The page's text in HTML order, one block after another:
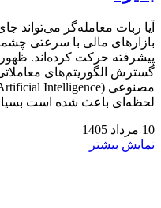
آیا ربات معامله‌گر می‌تواند
بازارهای مالی با سرعتی
لحظه‌ای باعث شده است
10 مرداد 1405
نمایش بیشتر